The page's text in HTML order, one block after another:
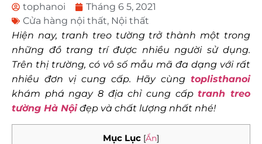
tophanoi
Tháng 6 5, 2021
Cửa hàng nội thất, Nội thất
Hiện nay, tranh treo tường trở thành một trong
những đồ trang trí được nhiều người sử dụng.
Trên thị trường, có vô số mẫu mã đa dạng với rất
nhiều đơn vị cung cấp. Hãy cùng toplisthanoi
khám phá ngay 8 địa chỉ cung cấptranh treo
tường Hà Nộiđẹp và chất lượng nhất nhé!
Mục Lục [Ẩn]